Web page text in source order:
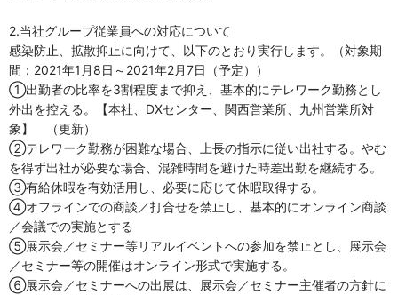
2.当社グループ従業員への対応について
感染防止、拡散抑止に向けて、以下のとおり実行します。（対象期
間：2021年1月8日～2021年2月7日（予定））
①出勤者の比率を3割程度まで抑え、基本的にテレワーク勤務とし
外出を控える。【本社、DXセンター、関西営業所、九州営業所対
象】 （更新）
②テレワーク勤務が困難な場合、上長の指示に従い出社する。やむ
を得ず出社が必要な場合、混雑時間を避けた時差出勤を継続する。
③有給休暇を有効活用し、必要に応じて休暇取得する。
④オフラインでの商談／打合せを禁止し、基本的にオンライン商談
／会議での実施とする
⑤展示会／セミナー等リアルイベントへの参加を禁止とし、展示会
／セミナー等の開催はオンライン形式で実施する。
⑥展示会／セミナーへの出展は、展示会／セミナー主催者の方針に